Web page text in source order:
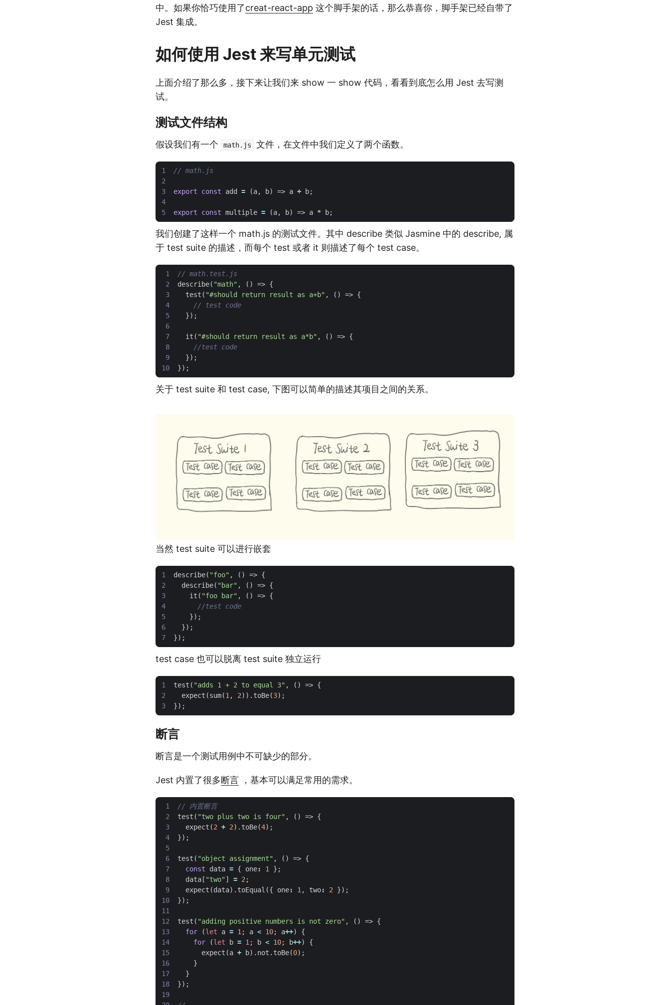
中。如果你恰巧使用了creat-react-app 这个脚手架的话，那么恭喜你，脚手架已经自带了
Jest 集成。
如何使用 Jest 来写单元测试
上面介绍了那么多，接下来让我们来 show 一 show 代码，看看到底怎么用 Jest 去写测
试。
测试文件结构
假设我们有一个 math.js 文件，在文件中我们定义了两个函数。
export const add = (a, b) => a + b;
export const multiple = (a, b) => a * b;
我们创建了这样一个 math.js 的测试文件。其中 describe 类似 Jasmine 中的 describe, 属
于 test suite 的描述，而每个 test 或者 it 则描述了每个 test case。
describe( "math" , () => {
test ( "#should return result as a+b" , () => {
});
it ( "#should return result as a*b" , () => {
});
});
关于 test suite 和 test case, 下图可以简单的描述其项目之间的关系。
当然 test suite 可以进行嵌套
describe( "foo" , () => {
describe( "bar" , () => {
it ( "foo bar" , () => {
});
});
});
test case 也可以脱离 test suite 独立运行
test ( "adds 1 + 2 to equal 3" , () => {
expect (sum(1, 2)). toBe(3);
});
断言
断言是一个测试用例中不可缺少的部分。
Jest 内置了很多断言 ，基本可以满足常用的需求。
test ( "two plus two is four" , () => {
expect (2 + 2). toBe(4);
});
test ( "object assignment" , () => {
const
data = { one: 1 };
data [ "two"] = 2;
expect (data). toEqual ({ one: 1, two: 2 });
});
test ( "adding positive numbers is not zero" , () => {
for
(let a = 1; a < 10; a++)
{
for
(let b = 1; b < 10; b++)
{
expect (a + b). not . toBe(0);
}
}
});